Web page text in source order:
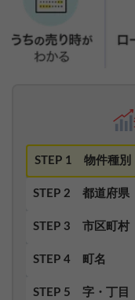
STEP 1 物件種別
STEP 2 都道府県
STEP 3 市区町村
STEP 4 町名
STEP 5 字・丁目